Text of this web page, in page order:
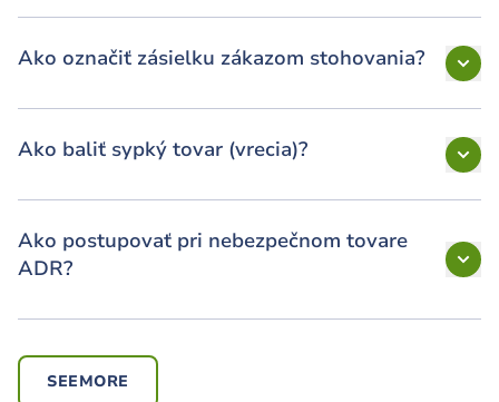
Ako označiť zásielku zákazom stohovania?
Ako baliť sypký tovar (vrecia)?
Ako postupovať pri nebezpečnom tovare
ADR?
SEEMORE